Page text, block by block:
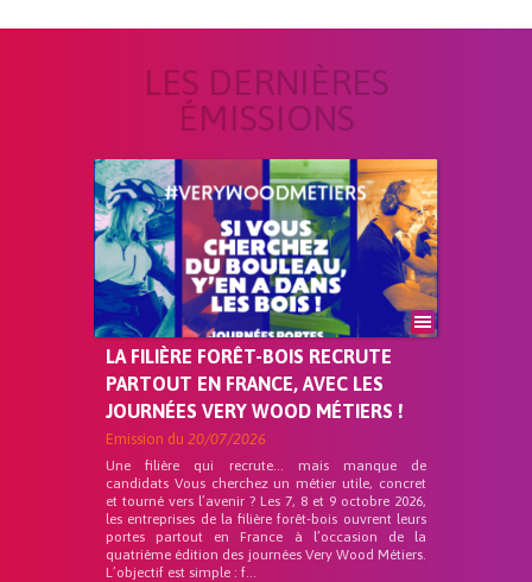
LES DERNIÈRES
ÉMISSIONS
LA FILIÈRE FORÊT-BOIS RECRUTE
PARTOUT EN FRANCE, AVEC LES
JOURNÉES VERY WOOD MÉTIERS !
Emission du 20/07/2026
Une filière qui recrute… mais manque de
candidats Vous cherchez un métier utile, concret
et tourné vers l’avenir ? Les 7, 8 et 9 octobre 2026,
les entreprises de la filière forêt-bois ouvrent leurs
portes partout en France à l’occasion de la
quatrième édition des journées Very Wood Métiers.
L’objectif est simple : f...